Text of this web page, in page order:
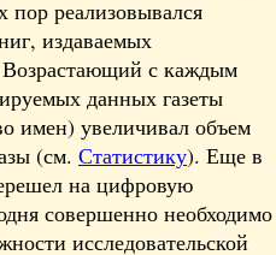
пор реализовывался
издаваемых
с каждым
данных газеты
имен) увеличивал объем
(см. Статистику). Еще в
на цифровую
совершенно необходимо
исследовательской